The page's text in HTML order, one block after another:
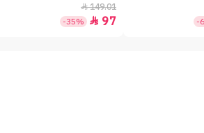
-
149.01

97

-35%